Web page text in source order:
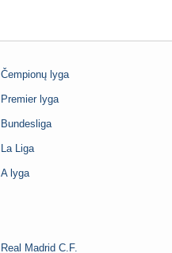
Čempionų lyga
Premier lyga
Bundesliga
La Liga
A lyga
Real Madrid C.F.